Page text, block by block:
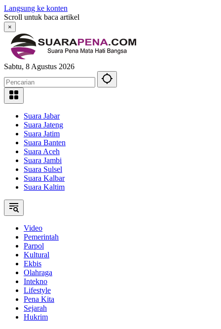
Langsung ke konten
Scroll untuk baca artikel
×
Sabtu, 8 Agustus 2026
Suara Jabar
Suara Jateng
Suara Jatim
Suara Banten
Suara Aceh
Suara Jambi
Suara Sulsel
Suara Kalbar
Suara Kaltim
Video
Pemerintah
Parpol
Kultural
Ekbis
Olahraga
Intekno
Lifestyle
Pena Kita
Sejarah
Hukrim